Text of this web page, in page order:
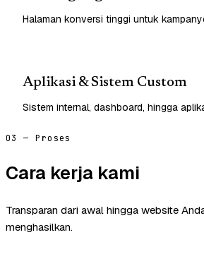
Halaman konversi tinggi untuk
Aplikasi & Sistem Custom
Sistem internal, dashboard, hingga
03 — Proses
Cara kerja kami
Transparan dari awal hingga website
menghasilkan.